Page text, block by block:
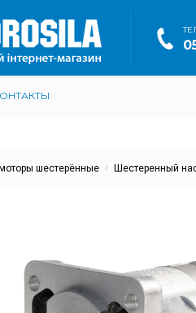
шестерённые Шестеренный